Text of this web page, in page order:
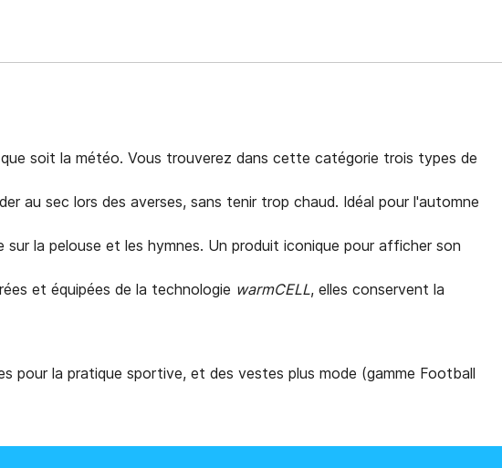
soit la météo. Vous trouverez dans cette catégorie trois types de
au sec lors des averses, sans tenir trop chaud. Idéal pour l'automne
la pelouse et les hymnes. Un produit iconique pour afficher son
et équipées de la technologie warmCELL, elles conservent la
pour la pratique sportive, et des vestes plus mode (gamme Football